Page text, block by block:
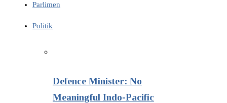
Parlimen
Politik
Defence Minister: No
Meaningful Indo-Pacific